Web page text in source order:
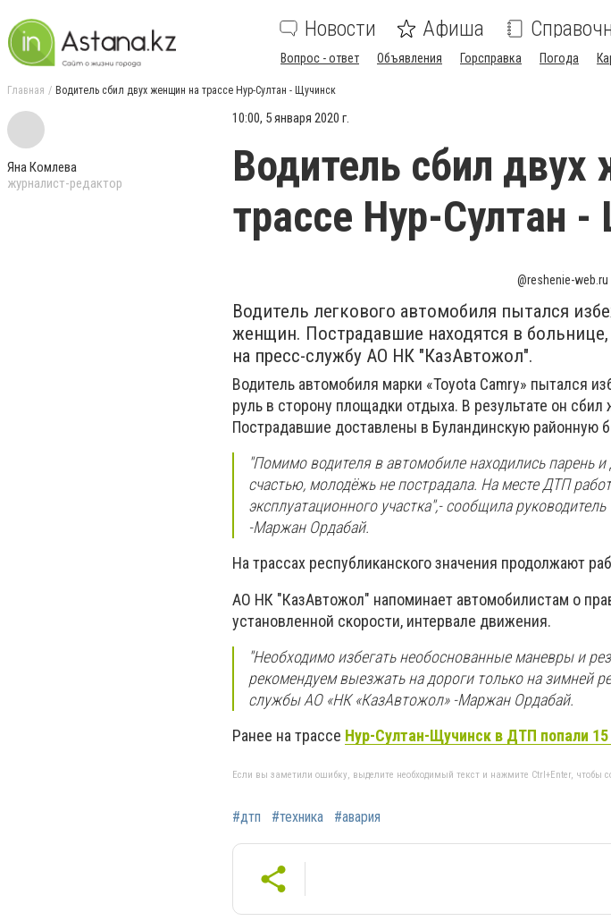
Новости Афиша
Вопрос - ответ Объявления Горсправка Погода
Главная Водитель сбил двух женщин на трассе Нур-Султан - Щучинск
Яна Комлева
журналист-редактор
10:00, 5 января 2020 г.
Водитель сбил
трассе Нур-Султан
@reshenie-web.ru
Водитель легкового автомобиля пытался
женщин. Пострадавшие находятся в больнице,
на пресс-службу АО НК "КазАвтожол".
Водитель автомобиля марки «Toyota Camry» пытался
руль в сторону площадки отдыха. В результате он
Пострадавшие доставлены в Буландинскую районную
''Помимо водителя в автомобиле находились парень
счастью, молодёжь не пострадала. На месте ДТП
эксплуатационного участка'',- сообщила
-Маржан Ордабай.
На трассах республиканского значения продолжают
АО НК "КазАвтожол" напоминает автомобилистам о
установленной скорости, интервале движения.
''Необходимо избегать необоснованные маневры и
рекомендуем выезжать на дороги только на зимней
службыАО «НК «КазАвтожол» -Маржан Ордабай.
Ранее на трассе Нур-Султан-Щучинск в ДТП попали
Если вы заметили ошибку, выделите необходимый текст и нажмите Ctrl+Enter, чтобы
#дтп #техника #авария